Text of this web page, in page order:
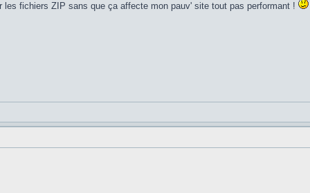
les fichiers ZIP sans que ça affecte mon pauv' site tout pas performant !